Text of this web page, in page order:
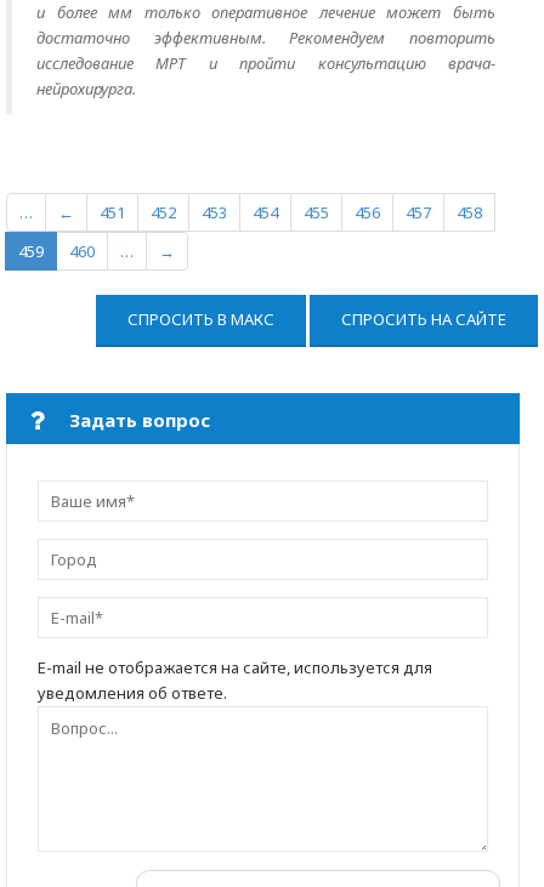
и более мм только оперативное лечение может быть
достаточно эффективным. Рекомендуем повторить
исследование МРТ и пройти консультацию врача-
нейрохирурга.
… ← 451 452 453 454 455 456 457
458
459
460 … →
СПРОСИТЬ В МАКС СПРОСИТЬ НА САЙТЕ
Задать вопрос
E-mail не отображается на сайте, используется для
уведомления об ответе.